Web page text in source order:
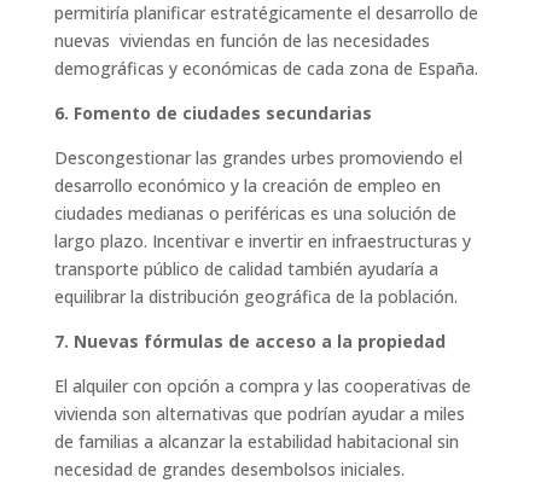
permitiría planificar estratégicamente el desarrollo de
nuevas viviendas en función de las necesidades
demográficas y económicas de cada zona de España.
6. Fomento de ciudades secundarias
Descongestionar las grandes urbes promoviendo el
desarrollo económico y la creación de empleo en
ciudades medianas o periféricas es una solución de
largo plazo. Incentivar e invertir en infraestructuras y
transporte público de calidad también ayudaría a
equilibrar la distribución geográfica de la población.
7. Nuevas fórmulas de acceso a la propiedad
El alquiler con opción a compra y las cooperativas de
vivienda son alternativas que podrían ayudar a miles
de familias a alcanzar la estabilidad habitacional sin
necesidad de grandes desembolsos iniciales.